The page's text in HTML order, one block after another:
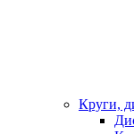
Круги,